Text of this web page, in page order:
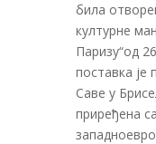
била
културне
Паризу“од
поставка је
Саве у
приређена